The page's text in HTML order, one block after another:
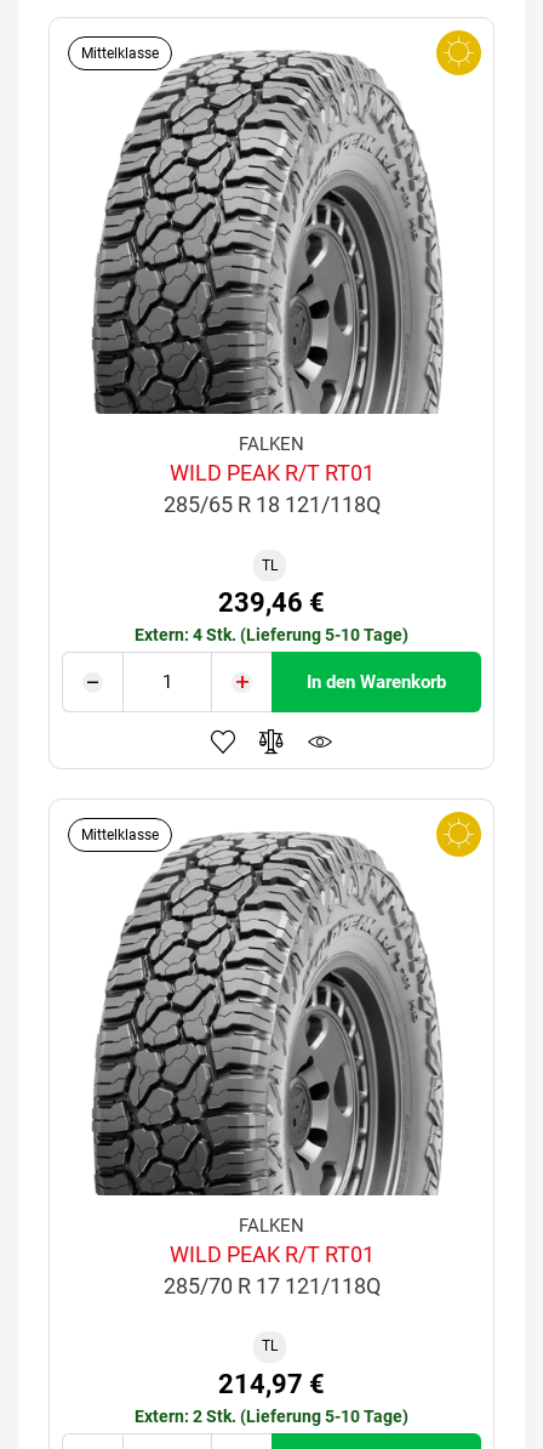
Mittelklasse
FALKEN
WILD PEAK R/T RT01
285/65 R 18 121/118Q
TL
239,46 €
Extern: 4 Stk. (Lieferung 5-10 Tage)
In den Warenkorb
Mittelklasse
FALKEN
WILD PEAK R/T RT01
285/70 R 17 121/118Q
TL
214,97 €
Extern: 2 Stk. (Lieferung 5-10 Tage)